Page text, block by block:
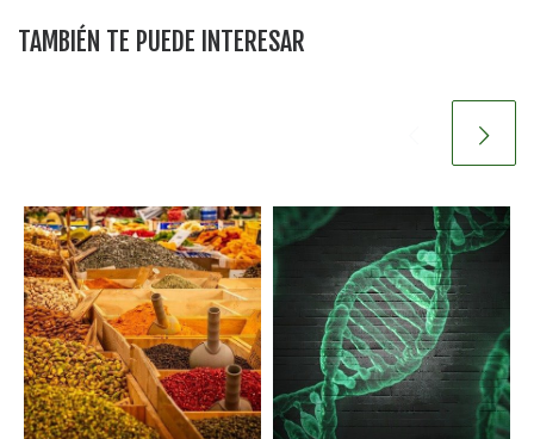
TAMBIÉN TE PUEDE INTERESAR